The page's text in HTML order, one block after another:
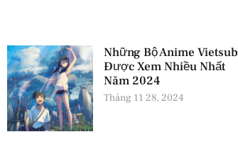
Những Bộ Anime Vietsub
Được Xem Nhiều Nhất
Năm 2024
Tháng 11 28, 2024